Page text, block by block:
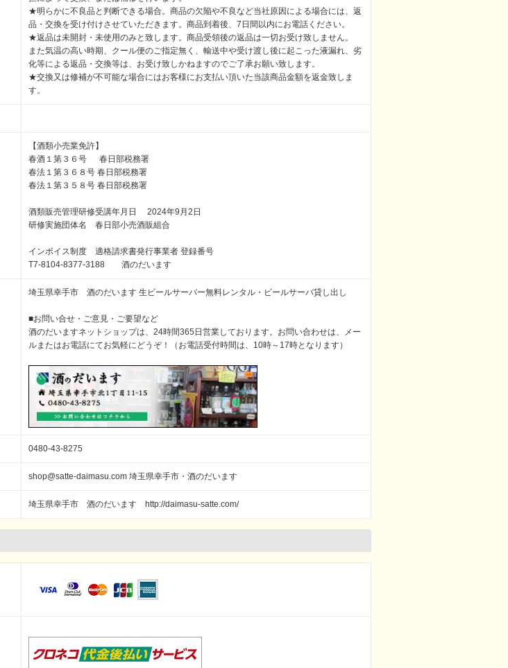
★明らかに不良品と判断できる場合。商品の欠陥や不良など当社原因による場合には、返
品・交換を受け付けさせていただきます。商品到着後、7日間以内にお電話ください。
★返品は未開封・未使用のみと致します。商品受領後の返品は一切お受け致しません。
また気温の高い時期、クール便のご指定無く、輸送中や受け渡し後に起こった液漏れ、劣
化等による返品・交換等は、お受け致しかねますのでご了承お願い致します。
★交換又は修補が不可能な場合にはお客様にお支払い頂いた当該商品金額を返金致しま
す。
【酒類小売業免許】
春酒１第３６号 春日部税務署
春法１第３６８号 春日部税務署
春法１第３５８号 春日部税務署
酒類販売管理研修受講年月日 2024年9月2日
研修実施団体名 春日部小売酒販組合
インボイス制度 適格請求書発行事業者 登録番号
T7-8104-8377-3188 酒のだいます
埼玉県幸手市 酒のだいます 生ビールサーバー無料レンタル・ビールサーバ貸し出し
■お問い合せ・ご意見・ご要望など
酒のだいますネットショップは、24時間365日営業しております。お問い合わせは、メー
ルまたはお電話にてお気軽にどうぞ！（お電話受付時間は、10時～17時となります）
0480-43-8275
shop@satte-daimasu.com 埼玉県幸手市・酒のだいます
埼玉県幸手市 酒のだいます http://daimasu-satte.com/